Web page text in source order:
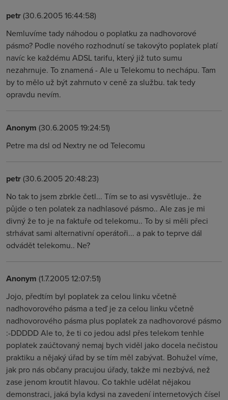
petr(30.6.2005 16:44:58)
Nemluvíme tady náhodou o poplatku za nadhovorové
pásmo? Podle nového rozhodnutí se takovýto poplatek platí
navíc ke každému ADSL tarifu, který již tuto sumu
nezahrnuje. To znamená - Ale u Telekomu to nechápu. Tam
by to mělo už být zahrnuto v ceně za službu. tak tedy
opravdu nevím.
Anonym (30.6.2005 19:24:51)
Petre ma dsl od Nextry ne od Telecomu
petr(30.6.2005 20:48:23)
No tak to jsem zbrkle četl... Tím se to asi vysvětluje.. že
půjde o ten polatek za nadhlasové pásmo.. Ale zas je mi
divný že to je na faktuře od telekomu.. To by si měli přeci
strhávat sami alternativní operátoři... a pak to teprve dál
odvádět telekomu.. Ne?
Anonym (1.7.2005 12:07:51)
Jojo, předtím byl poplatek za celou linku včetně
nadhovorového pásma a teď je za celou linku včetně
nadhovorového pásma plus poplatek za nadhovorové pásmo
:-DDDDD Ale to, že ti co jedou adsl přes telekom tenhle
poplatek zaúčtovaný nemaj bych viděl jako docela nečistou
praktiku a nějaký úřad by se tím měl zabývat. Bohužel víme,
jak pro nás občany pracujou úřady, takže mi nezbývá, než
zase jenom kroutit hlavou. Co takhle udělat nějakou
demonstraci, jaká byla kdysi na zavedení internetových čísel